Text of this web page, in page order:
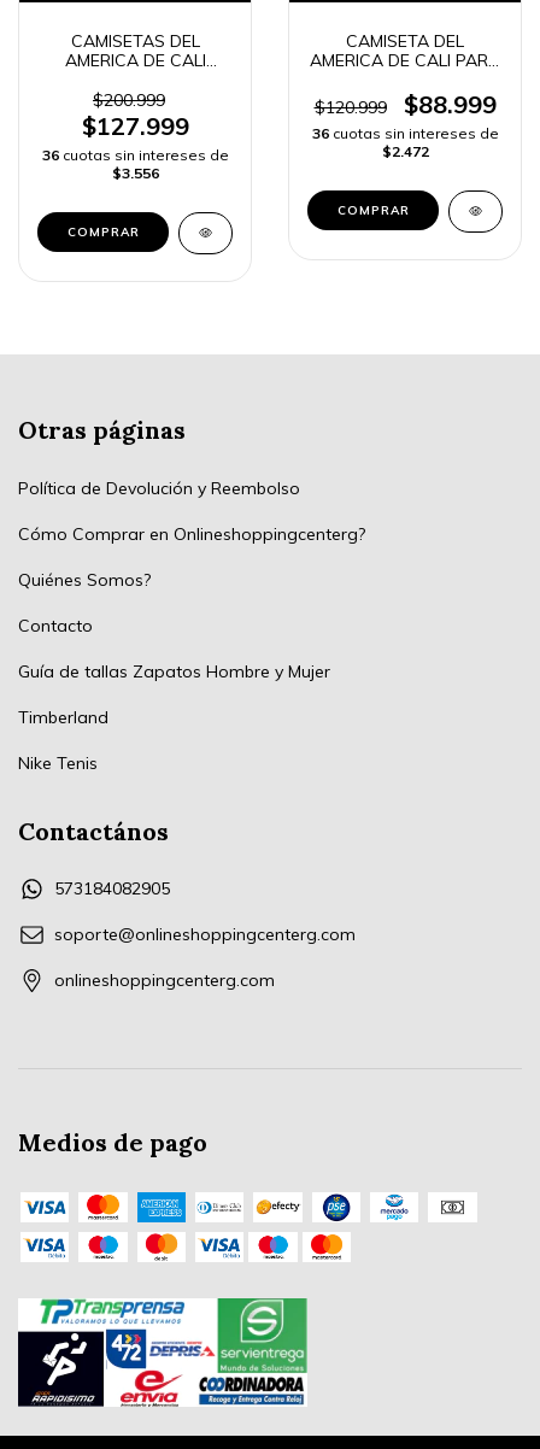
CAMISETAS DEL
AMERICA DE CALI
$200.999
$127.999
36 cuotas sin intereses de
$3.556
COMPRAR
CAMISETA DEL
AMERICA DE CALI PARA
$120.999
$88.999
36 cuotas sin intereses de
$2.472
COMPRAR
Otras páginas
Política de Devolución y Reembolso
Cómo Comprar en Onlineshoppingcenterg?
Quiénes Somos?
Contacto
Guía de tallas Zapatos Hombre y Mujer
Timberland
Nike Tenis
Contactános
573184082905
soporte@onlineshoppingcenterg.com
onlineshoppingcenterg.com
Medios de pago